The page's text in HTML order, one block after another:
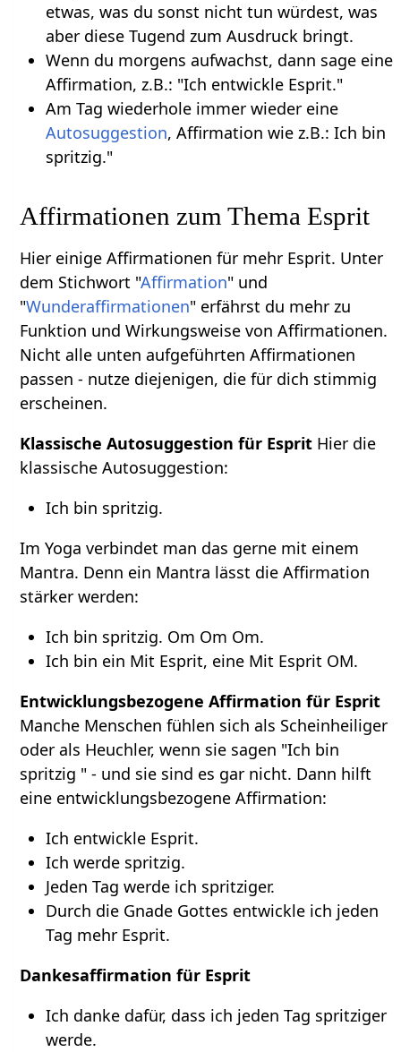
etwas, was du sonst nicht tun würdest, was
aber diese Tugend zum Ausdruck bringt.
Wenn du morgens aufwachst, dann sage eine
Affirmation, z.B.: "Ich entwickle Esprit."
Am Tag wiederhole immer wieder eine
Autosuggestion, Affirmation wie z.B.: Ich bin
spritzig."
Affirmationen zum Thema Esprit
Hier einige Affirmationen für mehr Esprit. Unter
dem Stichwort "Affirmation" und
"Wunderaffirmationen" erfährst du mehr zu
Funktion und Wirkungsweise von Affirmationen.
Nicht alle unten aufgeführten Affirmationen
passen - nutze diejenigen, die für dich stimmig
erscheinen.
Klassische Autosuggestion für Esprit Hier die
klassische Autosuggestion:
Ich bin spritzig.
Im Yoga verbindet man das gerne mit einem
Mantra. Denn ein Mantra lässt die Affirmation
stärker werden:
Ich bin spritzig. Om Om Om.
Ich bin ein Mit Esprit, eine Mit Esprit OM.
Entwicklungsbezogene Affirmation für Esprit
Manche Menschen fühlen sich als Scheinheiliger
oder als Heuchler, wenn sie sagen "Ich bin
spritzig " - und sie sind es gar nicht. Dann hilft
eine entwicklungsbezogene Affirmation:
Ich entwickle Esprit.
Ich werde spritzig.
Jeden Tag werde ich spritziger.
Durch die Gnade Gottes entwickle ich jeden
Tag mehr Esprit.
Dankesaffirmation für Esprit
Ich danke dafür, dass ich jeden Tag spritziger
werde.